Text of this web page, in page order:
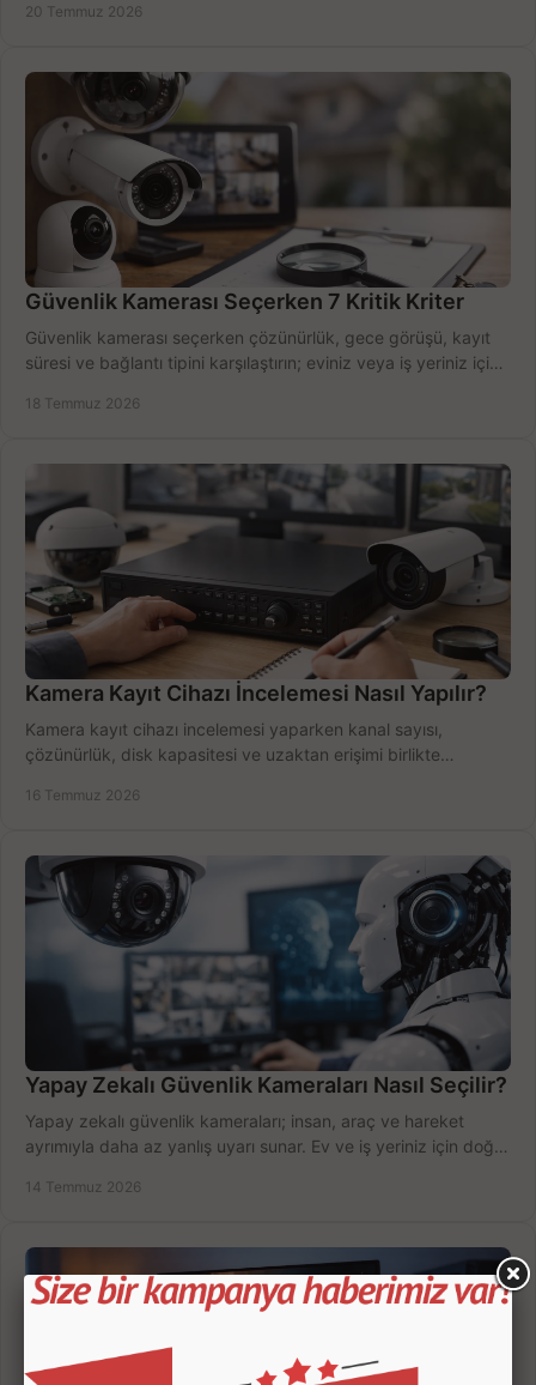
20 Temmuz 2026
Güvenlik Kamerası Seçerken 7 Kritik Kriter
Güvenlik kamerası seçerken çözünürlük, gece görüşü, kayıt
süresi ve bağlantı tipini karşılaştırın; eviniz veya iş yeriniz için
18 Temmuz 2026
Kamera Kayıt Cihazı İncelemesi Nasıl Yapılır?
Kamera kayıt cihazı incelemesi yaparken kanal sayısı,
çözünürlük, disk kapasitesi ve uzaktan erişimi birlikte
16 Temmuz 2026
Yapay Zekalı Güvenlik Kameraları Nasıl Seçilir?
Yapay zekalı güvenlik kameraları; insan, araç ve hareket
ayrımıyla daha az yanlış uyarı sunar. Ev ve iş yeriniz için doğru
14 Temmuz 2026